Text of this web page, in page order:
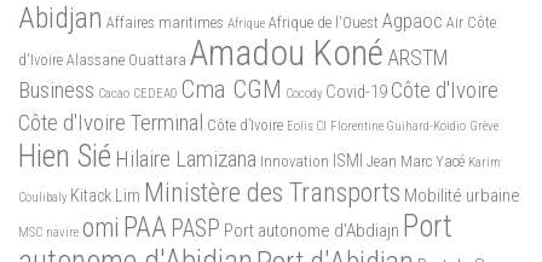
Abidjan Affaires maritimes Afrique Afrique de l'Ouest Agpaoc Air Côte
d'Ivoire Alassane Ouattara Amadou Koné ARSTM
Business Cacao CEDEAO Cma CGM Cocody Covid-19 Côte d'Ivoire
Côte d'Ivoire Terminal Côte d’Ivoire Eolis CI Florentine Guihard-Koidio Grève
Hien Sié Hilaire Lamizana Innovation ISMI Jean Marc Yacé Karim
Coulibaly Kitack Lim Ministère des Transports Mobilité urbaine
MSC navire omi PAA PASP Port autonome d'Abdiajn Port